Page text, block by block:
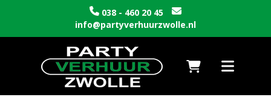
038 - 460 20 45
info@partyverhuurzwolle.nl
Naar winkelwagen
Toggle